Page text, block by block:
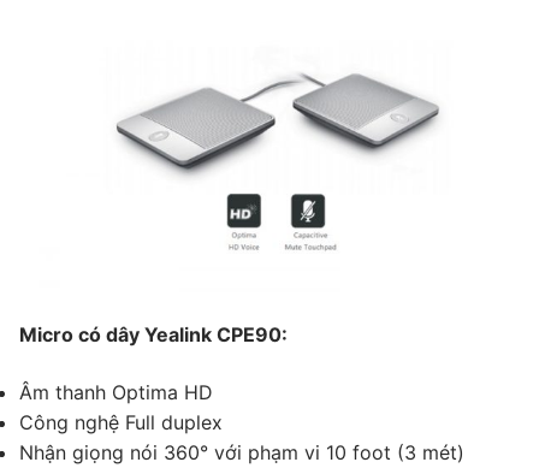
Micro có dây Yealink CPE90:
Âm thanh Optima HD
Công nghệ Full duplex
Nhận giọng nói 360° với phạm vi 10 foot (3 mét)